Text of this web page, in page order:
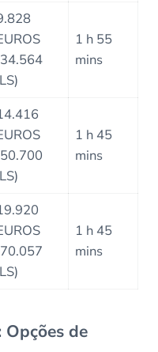
1 h 55
mins
1 h 45
mins
1 h 45
mins
de